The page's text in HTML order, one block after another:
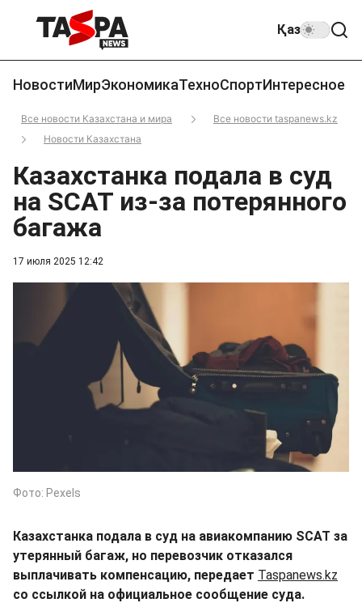
Қаз
НовостиМирЭкономикаТехноСпортИнтересное
Все новости Казахстана и мира
Все новости taspanews.kz
Новости Казахстана
17 июля 2025 12:42
Казахстанка подала в суд
на SCAT из-за потерянного
багажа
Фото: Pexels
Казахстанка подала в суд на авиакомпанию SCAT за
утерянный багаж, но перевозчик отказался
выплачивать компенсацию, передает Taspanews.kz
со ссылкой на официальное сообщение суда.